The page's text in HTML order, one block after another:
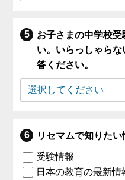
お子さまの中学校
い。いらっしゃら
答ください。
リセマムで知りたい
受験情報
日本の教育の最新情